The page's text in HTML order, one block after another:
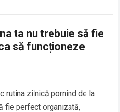
ta nu trebuie să fie
să funcționeze
rutina zilnică pornind de la
fie perfect organizată,